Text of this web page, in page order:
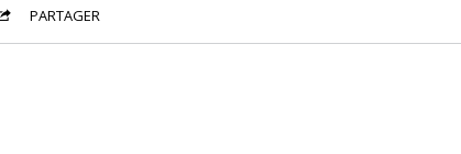
PARTAGER